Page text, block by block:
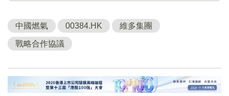
中國燃氣 00384.HK 維多集團
戰略合作協議